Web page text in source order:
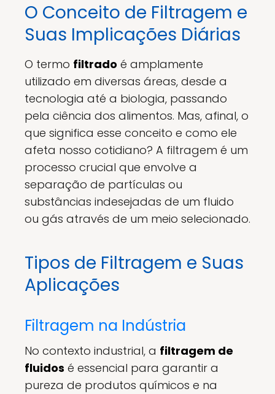
O Conceito de Filtragem e
Suas Implicações Diárias
O termo filtrado é amplamente
utilizado em diversas áreas, desde a
tecnologia até a biologia, passando
pela ciência dos alimentos. Mas, afinal, o
que significa esse conceito e como ele
afeta nosso cotidiano? A filtragem é um
processo crucial que envolve a
separação de partículas ou
substâncias indesejadas de um fluido
ou gás através de um meio selecionado.
Tipos de Filtragem e Suas
Aplicações
Filtragem na Indústria
No contexto industrial, a filtragem de
fluidos é essencial para garantir a
pureza de produtos químicos e na